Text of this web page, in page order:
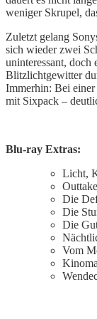
weniger Skrupel,
Zuletzt gelang
sich wieder zwei
uninteressant,
Blitzlichtgewitter
Immerhin: Bei
mit Sixpack –
Blu-ray Extras:
Licht,
Die
Die
Die
Vom